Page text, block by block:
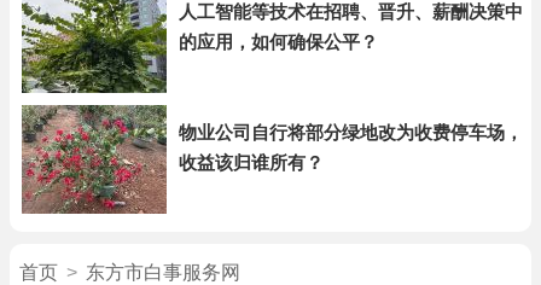
人工智能等技术在招聘、晋升、薪酬决策中
的应用，如何确保公平？
物业公司自行将部分绿地改为收费停车场，
收益该归谁所有？
首页 > 东方市白事服务网